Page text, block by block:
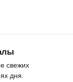
свежих
дня.